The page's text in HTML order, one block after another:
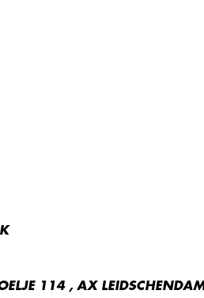
114 , AX LEIDSCHENDAM